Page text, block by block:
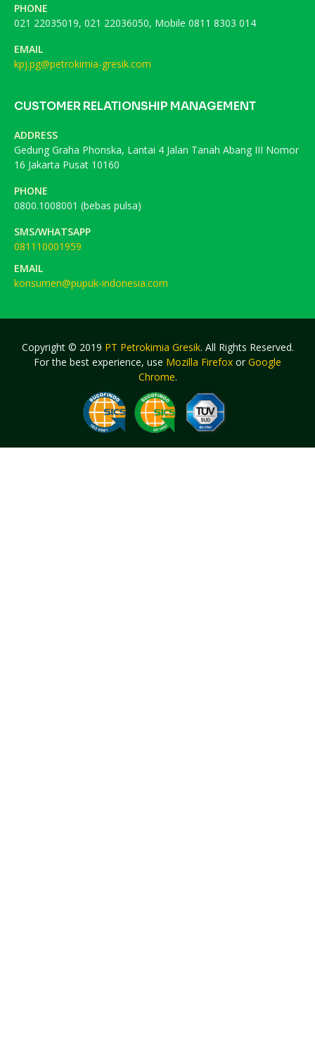
PHONE
021 22035019, 021 22036050, Mobile 0811 8303 014
EMAIL
kpj.pg@petrokimia-gresik.com
CUSTOMER RELATIONSHIP MANAGEMENT
ADDRESS
Gedung Graha Phonska, Lantai 4 Jalan Tanah Abang III Nomor
16 Jakarta Pusat 10160
PHONE
0800.1008001 (bebas pulsa)
SMS/WHATSAPP
081110001959
EMAIL
konsumen@pupuk-indonesia.com
Copyright © 2019 PT Petrokimia Gresik. All Rights Reserved.
For the best experience, use Mozilla Firefox or Google
Chrome.